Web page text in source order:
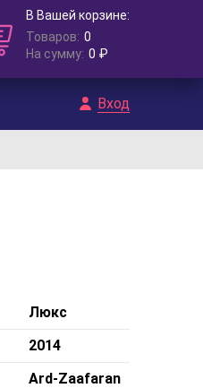
В Вашей корзине:
Товаров: 0
На сумму: 0 ₽
Вход
Люкс
2014
Ard-Zaafaran